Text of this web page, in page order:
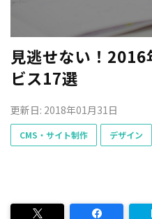
見逃せない！
ビス17選
更新日: 2018年01月31日
CMS・サイト制作 デザイン